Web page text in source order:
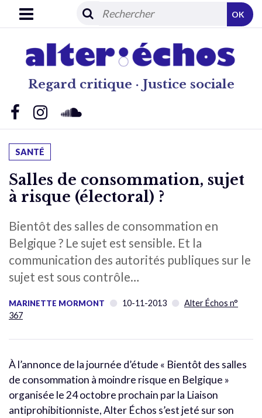
Regard critique · Justice sociale
OK
SANTÉ
Salles de consommation, sujet
à risque (électoral) ?
Bientôt des salles de consommation en
Belgique ? Le sujet est sensible. Et la
communication des autorités publiques sur le
sujet est sous contrôle…
MARINETTE MORMONT 10-11-2013
Alter Échos n°
367
À l’annonce de la journée d’étude « Bientôt des salles
de consommation à moindre risque en Belgique »
organisée le 24 octobre prochain par la Liaison
antiprohibitionniste, Alter Échos s’est jeté sur son